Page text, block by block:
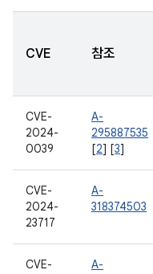
CVE 참조
CVE-
2024-
0039
A-
295887535
[2] [3]
CVE-
2024-
23717
A-
318374503
CVE-
A-